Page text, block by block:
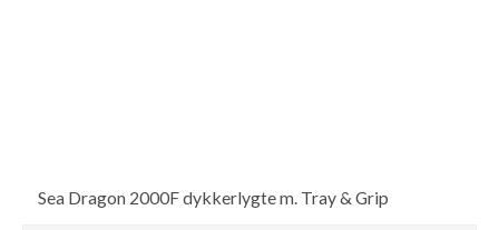
Sea Dragon 2000F dykkerlygte m. Tray & Grip